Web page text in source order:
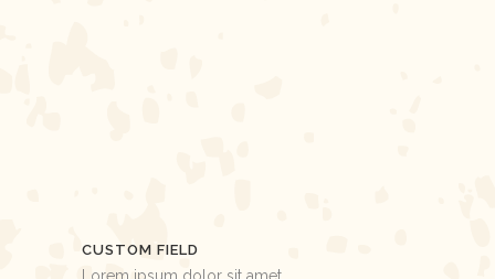
CUSTOM FIELD